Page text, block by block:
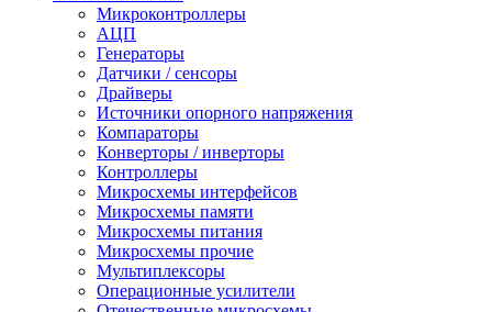
Микроконтроллеры
АЦП
Генераторы
Датчики / сенсоры
Драйверы
Источники опорного напряжения
Компараторы
Конверторы / инверторы
Контроллеры
Микросхемы интерфейсов
Микросхемы памяти
Микросхемы питания
Микросхемы прочие
Мультиплексоры
Операционные усилители